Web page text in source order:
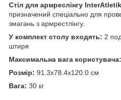
Стіл для армреслінгу
призначений спеціально для
змагань з армрестлінгу.
У комплект столу входять: 2
штиря
Максимальна вага користувача:
Розмір: 91.3х78.4х120.0 см
Вага: 30 кг